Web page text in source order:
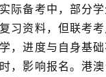
际备考中，部分
习资料，但联考
，进度与自身基
，影响报名。港